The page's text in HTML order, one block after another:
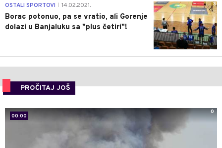
3
OSTALI SPORTOVI 14.02.2021.
Borac potonuo, pa se vratio, ali Gorenje
dolazi u Banjaluku sa "plus četiri"!
PROČITAJ JOŠ
00:00
0